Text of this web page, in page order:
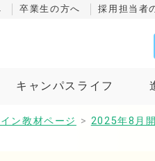
卒業生の方へ 採用担当者
キャンパスライフ
ン教材ページ > 2025年8月